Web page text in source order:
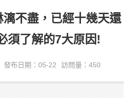
不盡，已經十幾天還
須了解的7大原因!
發布日期：05-22 訪問量：450